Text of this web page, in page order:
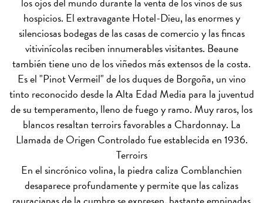
hospicios. El extravagante Hotel-Dieu, las enormes y
silenciosas bodegas de las casas de comercio y las fincas
vitivinícolas reciben innumerables visitantes. Beaune
también tiene uno de los viñedos más extensos de la costa.
Es el "Pinot Vermeil" de los duques de Borgoña, un vino
tinto reconocido desde la Alta Edad Media para la juventud
de su temperamento, lleno de fuego y ramo. Muy raros, los
blancos resaltan terroirs favorables a Chardonnay. La
Llamada de Origen Controlado fue establecida en 1936.
Terroirs
En el sincrónico volina, la piedra caliza Comblanchien
desaparece profundamente y permite que las calizas